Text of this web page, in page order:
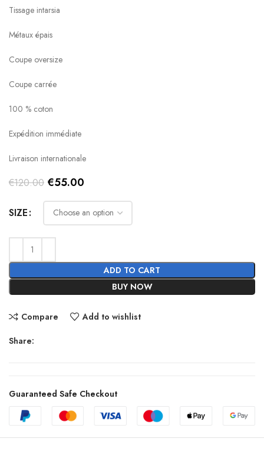
Tissage intarsia
Métaux épais
Coupe oversize
Coupe carrée
100 % coton
Expédition immédiate
Livraison internationale
€120.00 Original
was:
€120.00.
€55.00
is:
€55.00.
SIZE
ADD TO CART
BUY NOW
Compare Add to wishlist
Share:
Guaranteed Safe Checkout